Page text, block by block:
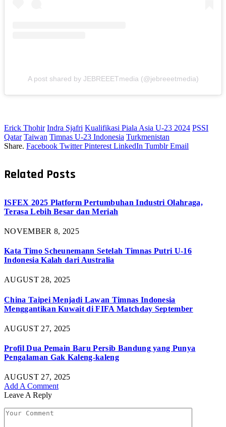
A post shared by JEBREEETmedia (@jebreeetmedia)
Erick Thohir Indra Sjafri Kualifikasi Piala Asia U-23 2024 PSSI
Qatar Taiwan Timnas U-23 Indonesia Turkmenistan
Share. Facebook Twitter Pinterest LinkedIn Tumblr Email
Related Posts
ISFEX 2025 Platform Pertumbuhan Industri Olahraga,
Terasa Lebih Besar dan Meriah
NOVEMBER 8, 2025
Kata Timo Scheunemann Setelah Timnas Putri U-16
Indonesia Kalah dari Australia
AUGUST 28, 2025
China Taipei Menjadi Lawan Timnas Indonesia
Menggantikan Kuwait di FIFA Matchday September
AUGUST 27, 2025
Profil Dua Pemain Baru Persib Bandung yang Punya
Pengalaman Gak Kaleng-kaleng
AUGUST 27, 2025
Add A Comment
Leave A Reply